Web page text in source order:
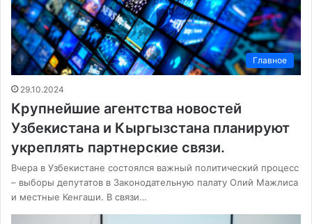
Главное
29.10.2024
Крупнейшие агентства новостей
Узбекистана и Кыргызстана планируют
укреплять партнерские связи.
Вчера в Узбекистане состоялся важный политический процесс
– выборы депутатов в Законодательную палату Олий Мажлиса
и местные Кенгаши. В связи…